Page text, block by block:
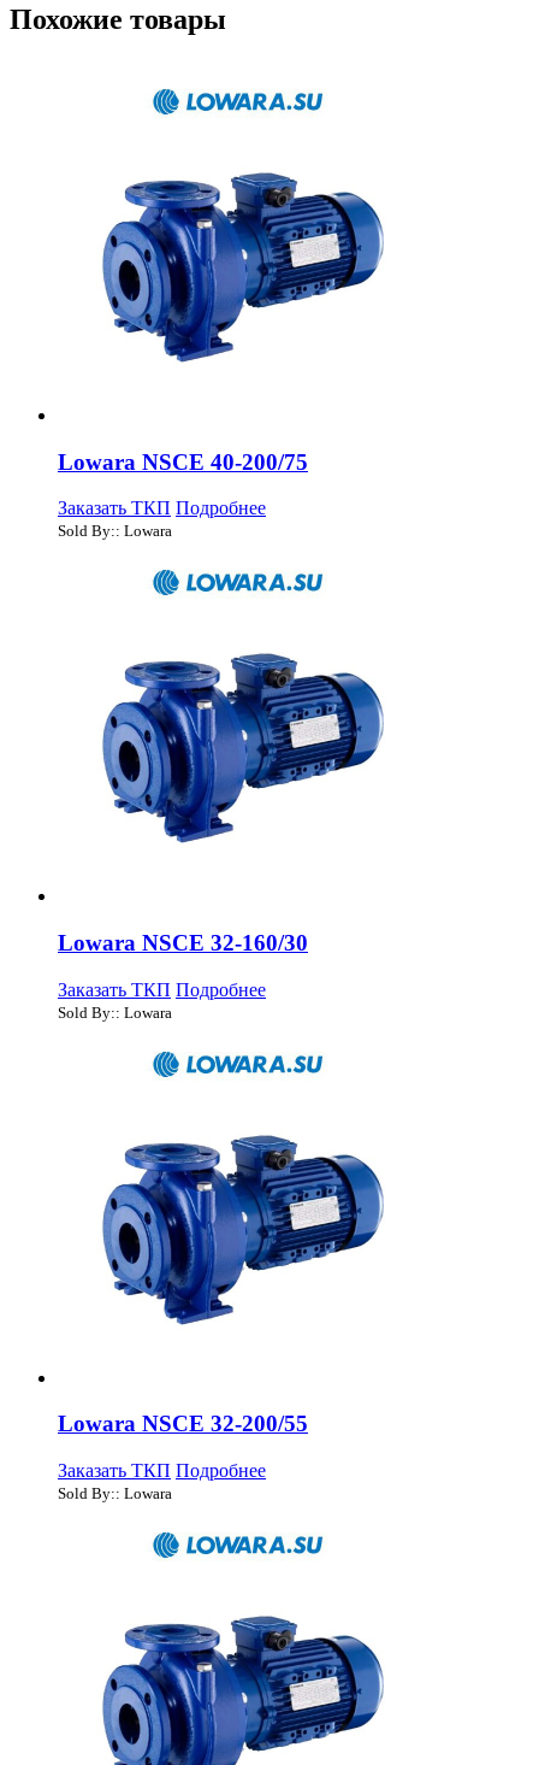
Похожие товары
Lowara NSCE 40-200/75
Заказать ТКП Подробнее
Sold By:: Lowara
Lowara NSCE 32-160/30
Заказать ТКП Подробнее
Sold By:: Lowara
Lowara NSCE 32-200/55
Заказать ТКП Подробнее
Sold By:: Lowara